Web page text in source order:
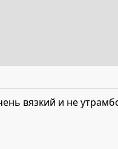
вязкий и не